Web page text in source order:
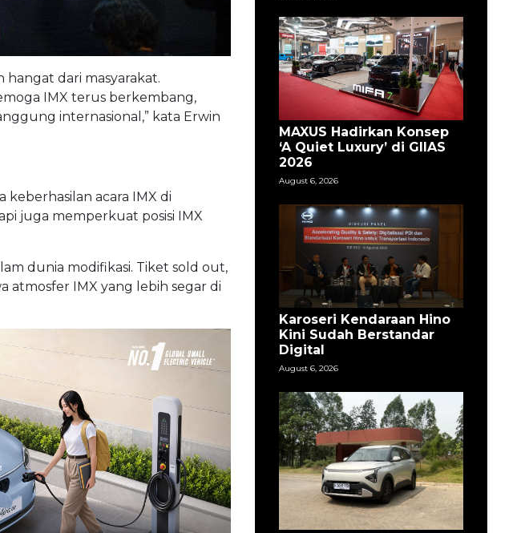
hangat dari masyarakat.
IMX terus berkembang,
internasional,” kata Erwin
acara IMX di
juga memperkuat posisi IMX
dunia modifikasi. Tiket sold out,
atmosfer IMX yang lebih segar di
MAXUS Hadirkan Konsep
‘A Quiet Luxury’ di GIIAS
2026
August 6, 2026
Karoseri Kendaraan Hino
Kini Sudah Berstandar
Digital
August 6, 2026